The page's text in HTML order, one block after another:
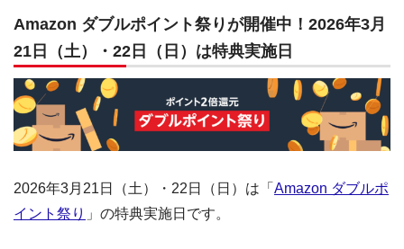
Amazon ダブルポイント祭りが開催中！2026年3月
21日（土）・22日（日）は特典実施日
2026年3月21日（土）・22日（日）は「 Amazon ダブルポ
イント祭り 」の特典実施日です。